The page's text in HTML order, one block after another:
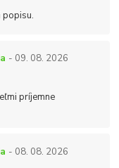
- 09. 08. 2026
príjemne
- 08. 08. 2026